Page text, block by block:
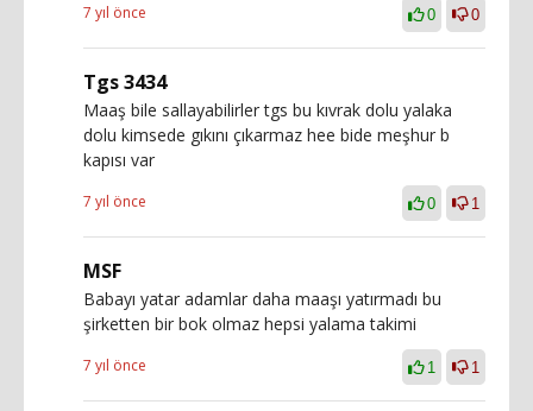
7 yıl önce 0 0
Tgs 3434
Maaş bile sallayabilirler tgs bu kıvrak dolu yalaka
dolu kimsede gıkını çıkarmaz hee bide meşhur b
kapısı var
7 yıl önce 0 1
MSF
Babayı yatar adamlar daha maaşı yatırmadı bu
şirketten bir bok olmaz hepsi yalama takimi
7 yıl önce 1 1